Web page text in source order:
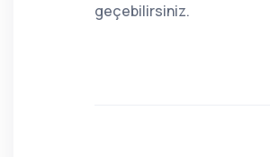
geçebilirsiniz.